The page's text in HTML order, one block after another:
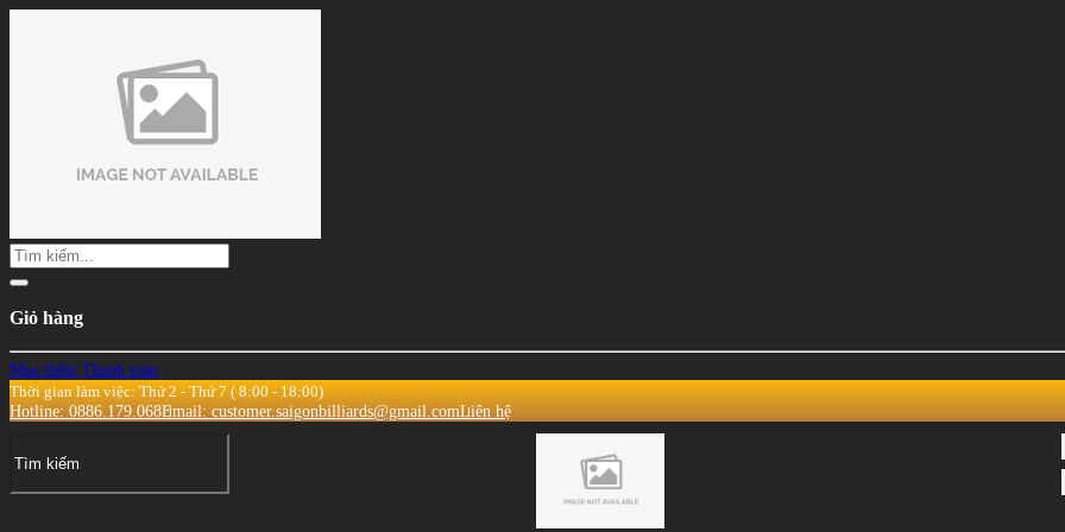
Giỏ hàng
Mua thêm Thanh toán
Thời gian làm việc: Thứ 2 - Thứ 7 ( 8:00 - 18:00)
Hotline: 0886.179.068Email: customer.saigonbilliards@gmail.comLiên hệ